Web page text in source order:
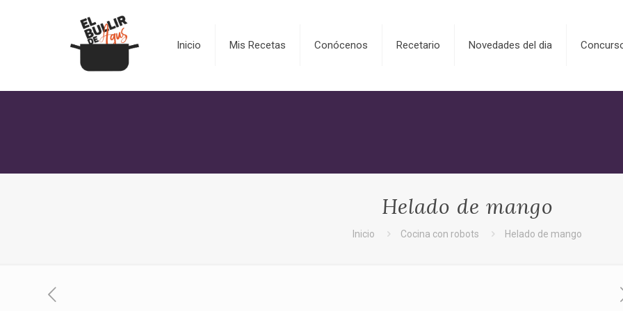
Inicio Mis Recetas Conócenos Recetario Novedades del dia
Helado de mango
Inicio Cocina con robots Helado de mango